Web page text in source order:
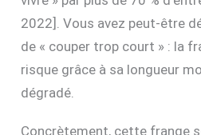
2022]. Vous avez peut-être
de « couper trop court » : la
risque grâce à sa longueur
dégradé.
Concrètement, cette frange